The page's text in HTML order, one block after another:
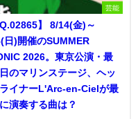
芸能
Q.02865】 8/14(金)～
日)開催のSUMMER
2026。東京公演・最
のマリンステージ、ヘッ
ライナーL'Arc-en-Cielが最
演奏する曲は？